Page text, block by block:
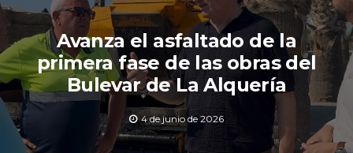
Avanza el asfaltado de la
primera fase de las obras del
Bulevar de La Alquería
4 de junio de 2026